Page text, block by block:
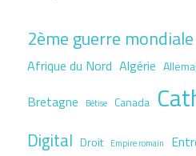
2ème guerre mondiale
Afrique du Nord Algérie
Bretagne Bêtise Canada
Digital Droit Empire romain